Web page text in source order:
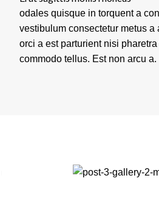
odales quisque in torquent a
vestibulum consectetur metus a
orci a est parturient nisi
commodo tellus. Est non arcu a.